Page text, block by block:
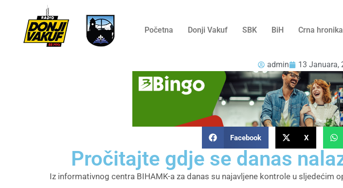
Početna Donji Vakuf SBK BiH Crna hronika
admin 13 Januara,
Facebook X
Pročitajte gdje se danas
Iz informativnog centra BIHAMK-a za danas su najavljene kontrole u sljedećim